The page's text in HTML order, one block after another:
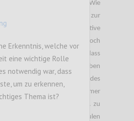
hätte, an Bedeutung. Wie
haben die Maßnahmen zur
Covid-19 einige negative
Wirtschaft zur Folge. Jedoch
weniger offensichtlich, dass
negative Folgen ergeben
war der Besuch des
viele Personen von enormer
und ,,fit“ zu werden bzw. zu
es zur Schließung von Schulen
Erkenntnis, welche vor
eine wichtige Rolle
notwendig war, dass
um zu erkennen,
Thema ist?